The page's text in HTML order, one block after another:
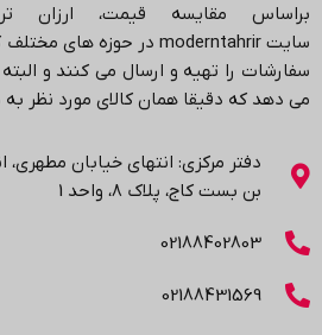
براساس مقایسه قیمت، ارزان
سایتmoderntahrir در حوزه های مختلف
سفارشات را تهیه و ارسال می کنند و
می دهد که دقیقا همان کالای مورد نظر
دفتر مرکزی: انتهاي خیابان مطهری،
بن بست کاج، پلاک ۸، واحد 1
02188402803
02188431569